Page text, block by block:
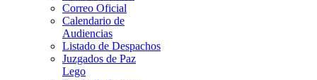
Correo Oficial
Calendario de
Audiencias
Listado de Despachos
Juzgados de Paz
Lego